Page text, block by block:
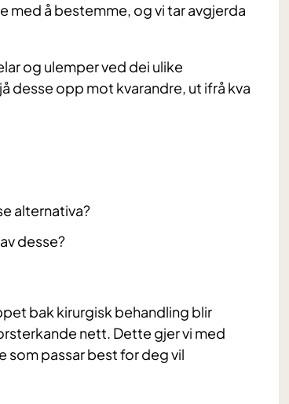
med å bestemme, og vi tar avgjerda
og ulemper ved dei ulike
desse opp mot kvarandre, ut ifrå kva
alternativa?
desse?
bak kirurgisk behandling blir
nett. Dette gjer vi med
som passar best for deg vil